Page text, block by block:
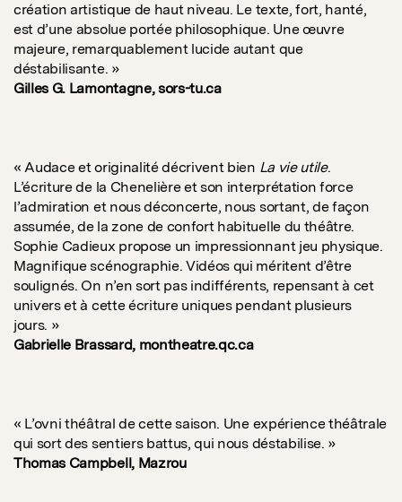
création artistique de haut niveau. Le texte, fort, hanté,
est d’une absolue portée philosophique. Une œuvre
majeure, remarquablement lucide autant que
déstabilisante. »
Gilles G. Lamontagne, sors-tu.ca
« Audace et originalité décrivent bien La vie utile.
L’écriture de la Chenelière et son interprétation force
l’admiration et nous déconcerte, nous sortant, de façon
assumée, de la zone de confort habituelle du théâtre.
Sophie Cadieux propose un impressionnant jeu physique.
Magnifique scénographie. Vidéos qui méritent d’être
soulignés. On n’en sort pas indifférents, repensant à cet
univers et à cette écriture uniques pendant plusieurs
jours. »
Gabrielle Brassard, montheatre.qc.ca
« L’ovni théâtral de cette saison. Une expérience théâtrale
qui sort des sentiers battus, qui nous déstabilise. »
Thomas Campbell, Mazrou